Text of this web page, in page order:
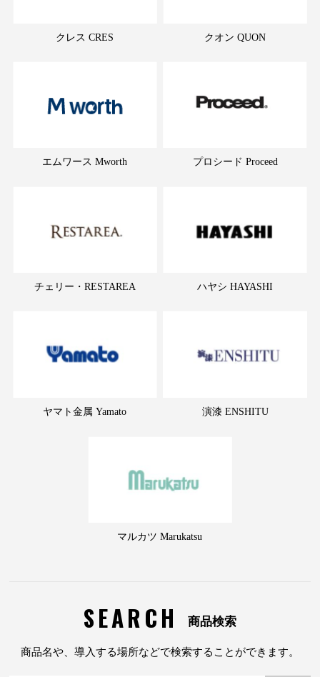
クレス CRES クオン QUON
エムワース Mworth プロシード Proceed
チェリー・RESTAREA ハヤシ HAYASHI
ヤマト金属 Yamato 演漆 ENSHITU
マルカツ Marukatsu
SEARCH 商品検索
商品名や、導入する場所などで検索することができます。